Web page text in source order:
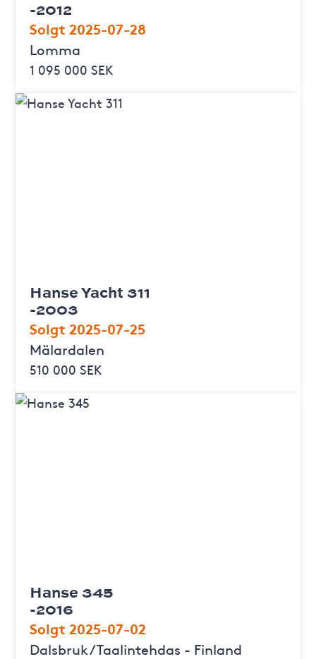
-2012
Solgt 2025-07-28
Lomma
1 095 000 SEK
Hanse Yacht 311
-2003
Solgt 2025-07-25
Mälardalen
510 000 SEK
Hanse 345
-2016
Solgt 2025-07-02
Dalsbruk / Taalintehdas - Finland